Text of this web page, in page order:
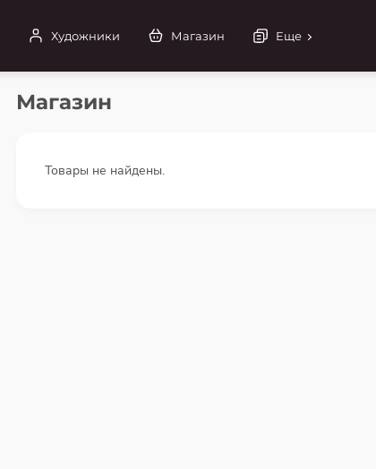
Художники Магазин Еще
Магазин
Товары не найдены.